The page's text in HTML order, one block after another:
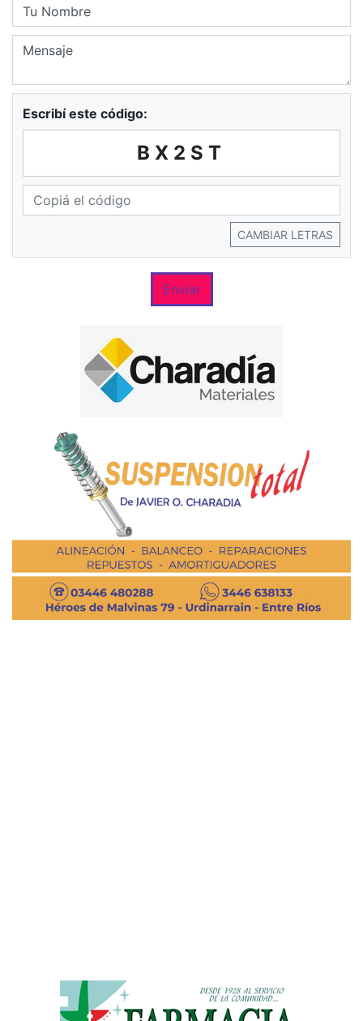
Escribí este código:
BX2ST
CAMBIAR LETRAS